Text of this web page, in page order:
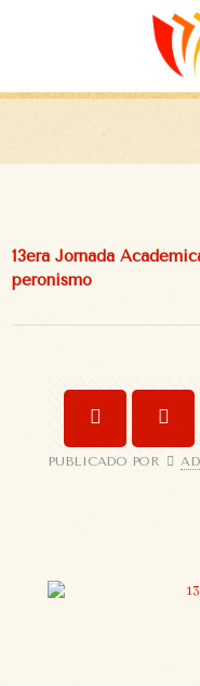
13era Jornada
peronismo
PUBLICADO POR